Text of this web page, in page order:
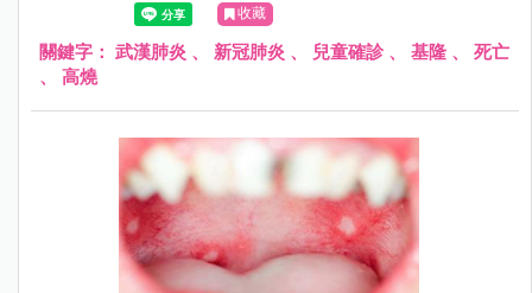
收藏
關鍵字： 武漢肺炎 、 新冠肺炎 、 兒童確診 、 基隆 、 死亡
、 高燒